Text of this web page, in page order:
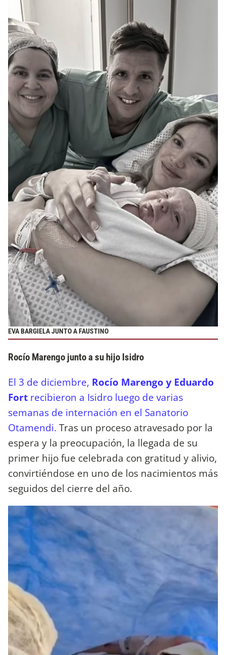
EVA BARGIELA JUNTO A FAUSTINO
Rocío Marengo junto a su hijo Isidro
El 3 de diciembre, Rocío Marengo y Eduardo
Fort recibieron a Isidro luego de varias
semanas de internación en el Sanatorio
Otamendi. Tras un proceso atravesado por la
espera y la preocupación, la llegada de su
primer hijo fue celebrada con gratitud y alivio,
convirtiéndose en uno de los nacimientos más
seguidos del cierre del año.